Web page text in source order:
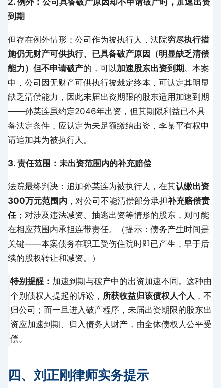
2. 例外：公司具备破产原因却不申请破产时，加速出资
到期
但存在例外情形：公司作为被执行人，法院穷尽执行措
施仍无财产可供执行、已具备破产原因（明显缺乏清偿
能力）但不申请破产的，可以加速股东出资到期。本案
中，公司因无财产可供执行被裁定终本，可认定其明显
缺乏清偿能力，因此未届出资期限的股东适用加速到期
——孙某连虽约定2046年出资，但其期限利益已不具
备法定条件，应认定为未足额缴纳出资，李某平有权申
请追加其为被执行人。
3. 责任范围：未出资范围内的补充赔偿
法院最终判决：追加孙某连为被执行人，在其认缴出资
300万元范围内 ，对公司不能清偿部分承担补充赔偿责
任；对涉及违法减资、抽逃出资等情形的股东，则可能
在相应范围内承担连带责任。（提示：债务产生时间是
关键——本案债务在职工受伤住院时即已产生，早于后
续的股权转让和减资。）
特别提醒： 加速到期与破产中的出资加速不同。这种由
个别债权人提起的诉讼， 所获收益归该债权人个人 ，不
归公司；而一旦进入破产程序，未届出资期限的股东出
资应加速到期、归入债务人财产，由全体债权人公平受
偿。
四、刘正刚律师实务提示